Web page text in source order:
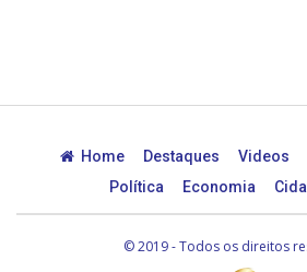
Home Destaques Videos
Política
Economia
© 2019 - Todos os direitos